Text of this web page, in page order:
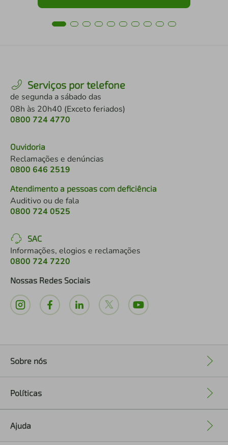
Serviços por telefone
de segunda a sábado das
08h às 20h40 (Exceto feriados)
0800 724 4770
Ouvidoria
Reclamações e denúncias
0800 646 2519
Atendimento a pessoas com deficiência
Auditivo ou de fala
0800 724 0525
SAC
Informações, elogios e reclamações
0800 724 7220
Nossas Redes Sociais
Sobre nós
Políticas
Ajuda